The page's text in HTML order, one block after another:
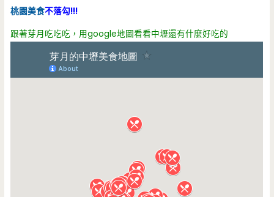
桃園美食不落勾!!!
跟著芽月吃吃吃，用google地圖看看中壢還有什麼好吃的